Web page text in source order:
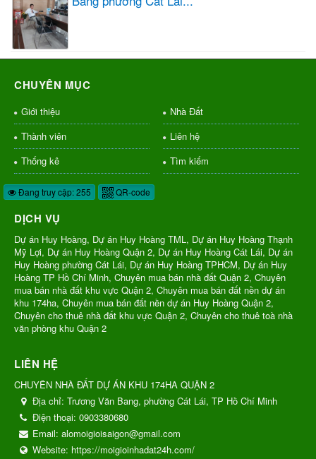
CHUYÊN MỤC
Giới thiệu
Nhà Đất
Thành viên
Liên hệ
Thống kê
Tìm kiếm
Đang truy cập: 255 QR-code
DỊCH VỤ
Dự án Huy Hoàng, Dự án Huy Hoàng TML, Dự án Huy Hoàng Thạnh
Mỹ Lợi, Dự án Huy Hoàng Quận 2, Dự án Huy Hoàng Cát Lái, Dự án
Huy Hoàng phường Cát Lái, Dự án Huy Hoàng TPHCM, Dự án Huy
Hoàng TP Hồ Chí Minh, Chuyên mua bán nhà đất Quận 2, Chuyên
mua bán nhà đất khu vực Quận 2, Chuyên mua bán đất nền dự án
khu 174ha, Chuyên mua bán đất nền dự án Huy Hoàng Quận 2,
Chuyên cho thuê nhà đất khu vực Quận 2, Chuyên cho thuê toà nhà
văn phòng khu Quận 2
LIÊN HỆ
CHUYÊN NHÀ ĐẤT DỰ ÁN KHU 174HA QUẬN 2
Địa chỉ: Trương Văn Bang, phường Cát Lái, TP Hồ Chí Minh
Điện thoại: 0903380680
Email: alomoigioisaigon@gmail.com
Website: https://moigioinhadat24h.com/